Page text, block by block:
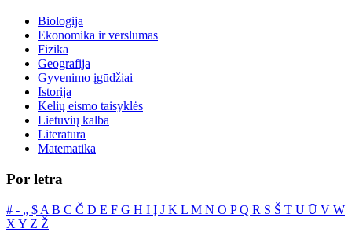
Biologija
Ekonomika ir verslumas
Fizika
Geografija
Gyvenimo įgūdžiai
Istorija
Kelių eismo taisyklės
Lietuvių kalba
Literatūra
Matematika
Por letra
# ‐ „ $ A B C Č D E F G H I Į J K L M N O PQ R S Š T U Ū V W
X Y Z Ž